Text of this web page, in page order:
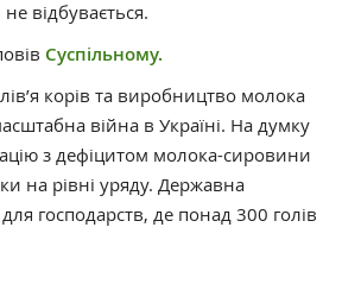
відбувається.
Суспільному.
корів та виробництво молока
війна в Україні. На думку
з дефіцитом молока-сировини
на рівні уряду. Державна
господарств, де понад 300 голів